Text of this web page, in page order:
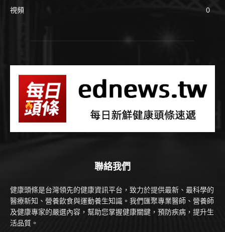
視頻
0
聯絡我們
健康頭條是台灣領先的健康資訊平台，致力於提供最新、最科學的
醫療新知、營養飲食與運動養生知識。我們匯聚專業醫師、營養師
及健康專家的嚴選內容，幫助您掌握健康關鍵，預防疾病，提升生
活品質。